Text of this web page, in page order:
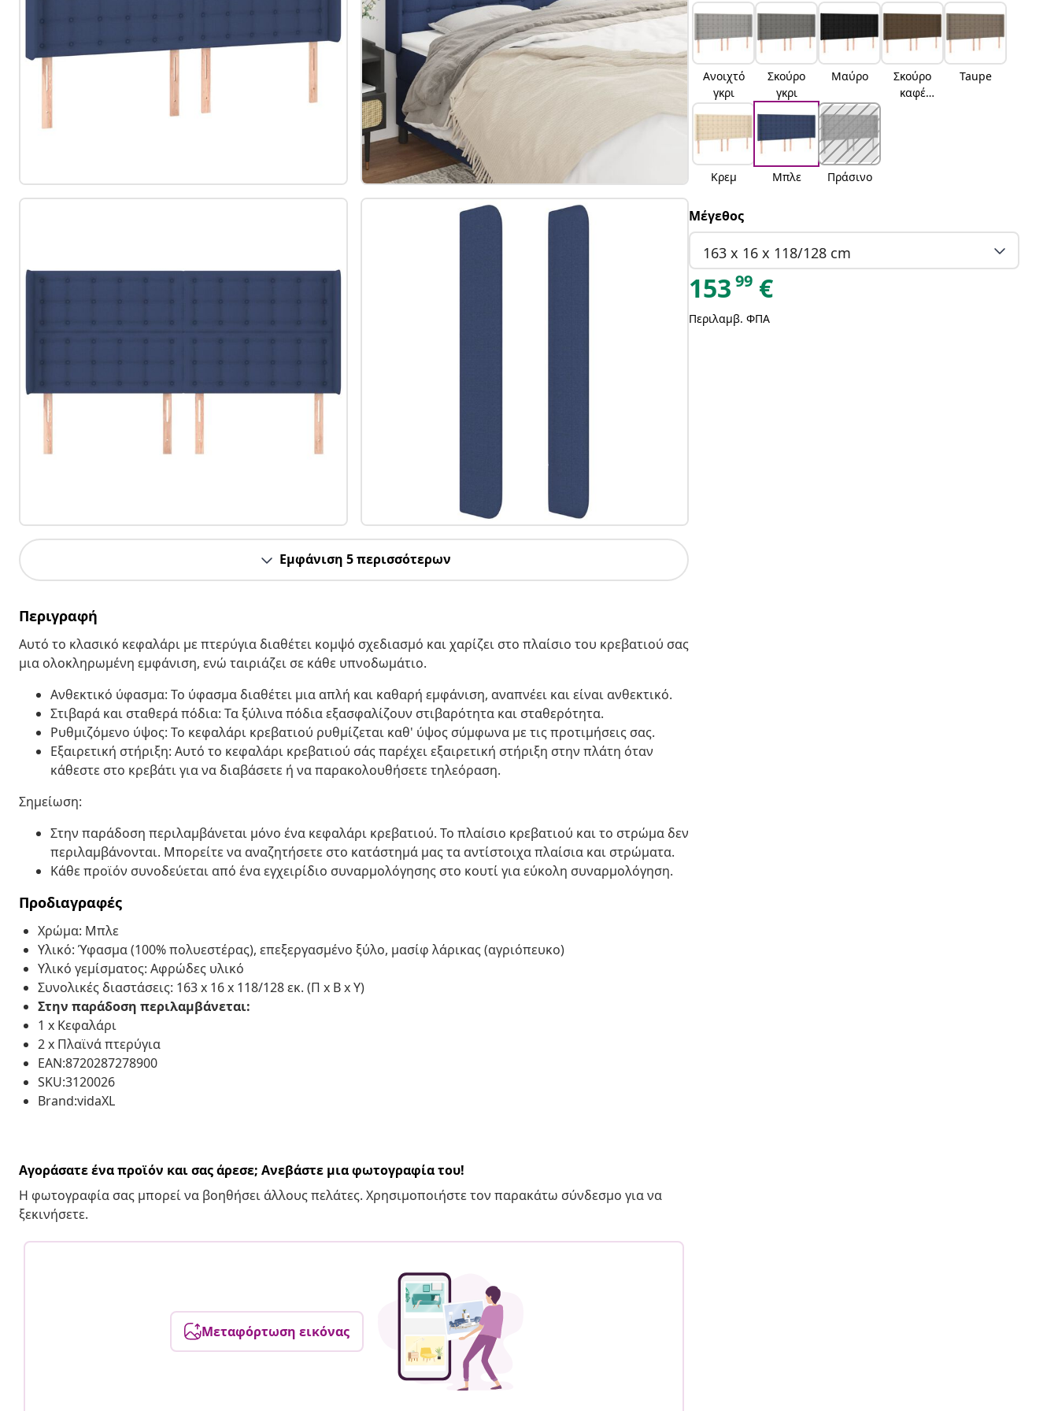
Εμφάνιση 5 περισσότερων
Περιγραφή
Αυτό το κλασικό κεφαλάρι με πτερύγια διαθέτει κομψό σχεδιασμό και χαρίζει στο πλαίσιο του κρεβατιού σας
μια ολοκληρωμένη εμφάνιση, ενώ ταιριάζει σε κάθε υπνοδωμάτιο.
Ανθεκτικό ύφασμα: Το ύφασμα διαθέτει μια απλή και καθαρή εμφάνιση, αναπνέει και είναι ανθεκτικό.
Στιβαρά και σταθερά πόδια: Τα ξύλινα πόδια εξασφαλίζουν στιβαρότητα και σταθερότητα.
Ρυθμιζόμενο ύψος: Το κεφαλάρι κρεβατιού ρυθμίζεται καθ' ύψος σύμφωνα με τις προτιμήσεις σας.
Εξαιρετική στήριξη: Αυτό το κεφαλάρι κρεβατιού σάς παρέχει εξαιρετική στήριξη στην πλάτη όταν
κάθεστε στο κρεβάτι για να διαβάσετε ή να παρακολουθήσετε τηλεόραση.
Σημείωση:
Στην παράδοση περιλαμβάνεται μόνο ένα κεφαλάρι κρεβατιού. Το πλαίσιο κρεβατιού και το στρώμα δεν
περιλαμβάνονται. Μπορείτε να αναζητήσετε στο κατάστημά μας τα αντίστοιχα πλαίσια και στρώματα.
Κάθε προϊόν συνοδεύεται από ένα εγχειρίδιο συναρμολόγησης στο κουτί για εύκολη συναρμολόγηση.
Προδιαγραφές
Χρώμα: Μπλε
Υλικό: Ύφασμα (100% πολυεστέρας), επεξεργασμένο ξύλο, μασίφ λάρικας (αγριόπευκο)
Υλικό γεμίσματος: Αφρώδες υλικό
Συνολικές διαστάσεις: 163 x 16 x 118/128 εκ. (Π x Β x Υ)
Στην παράδοση περιλαμβάνεται:
1 x Κεφαλάρι
2 x Πλαϊνά πτερύγια
EAN:8720287278900
SKU:3120026
Brand:vidaXL
Αγοράσατε ένα προϊόν και σας άρεσε; Ανεβάστε μια φωτογραφία του!
Η φωτογραφία σας μπορεί να βοηθήσει άλλους πελάτες. Χρησιμοποιήστε τον παρακάτω σύνδεσμο για να
ξεκινήσετε.
Μεταφόρτωση εικόνας
Ανοιχτό
γκρι
Σκούρο
γκρι
Μαύρο
Σκούρο
καφέ
Taupe
Κρεμ Μπλε Πράσινο
Μέγεθος
163 x 16 x 118/128 cm
153 99 €
Περιλαμβ. ΦΠΑ